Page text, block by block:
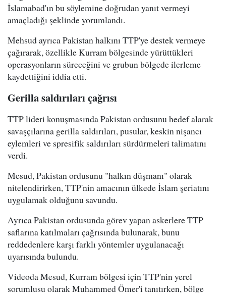
İslamabad'ın bu söylemine doğrudan yanıt vermeyi
amaçladığı şeklinde yorumlandı.
Mehsud ayrıca Pakistan halkını TTP'ye destek vermeye
çağırarak, özellikle Kurram bölgesinde yürüttükleri
operasyonların süreceğini ve grubun bölgede ilerleme
kaydettiğini iddia etti.
Gerilla saldırıları çağrısı
TTP lideri konuşmasında Pakistan ordusunu hedef alarak
savaşçılarına gerilla saldırıları, pusular, keskin nişancı
eylemleri ve spresifik saldırıları sürdürmeleri talimatını
verdi.
Mesud, Pakistan ordusunu "halkın düşmanı" olarak
nitelendirirken, TTP'nin amacının ülkede İslam şeriatını
uygulamak olduğunu savundu.
Ayrıca Pakistan ordusunda görev yapan askerlere TTP
saflarına katılmaları çağrısında bulunarak, bunu
reddedenlere karşı farklı yöntemler uygulanacağı
uyarısında bulundu.
Videoda Mesud, Kurram bölgesi için TTP'nin yerel
sorumlusu olarak Muhammed Ömer'i tanıtırken, bölge